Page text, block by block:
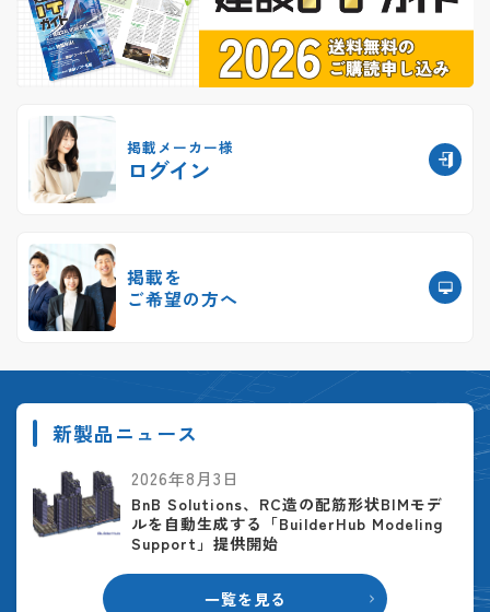
掲載メーカー様
ログイン
掲載を
ご希望の方へ
新製品ニュース
一覧を見る
2026年8月3日
BnB Solutions、RC造の配筋形状BIMモデ
ルを自動生成する「BuilderHub Modeling
Support」提供開始